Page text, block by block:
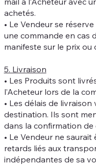
achetés.
• Le Vendeur se
une commande en cas
manifeste sur le prix ou
5. Livraison
• Les Produits sont
l’Acheteur lors de la
• Les délais de
destination. Ils sont
dans la confirmation de
• Le Vendeur ne
retards liés aux
indépendantes de sa